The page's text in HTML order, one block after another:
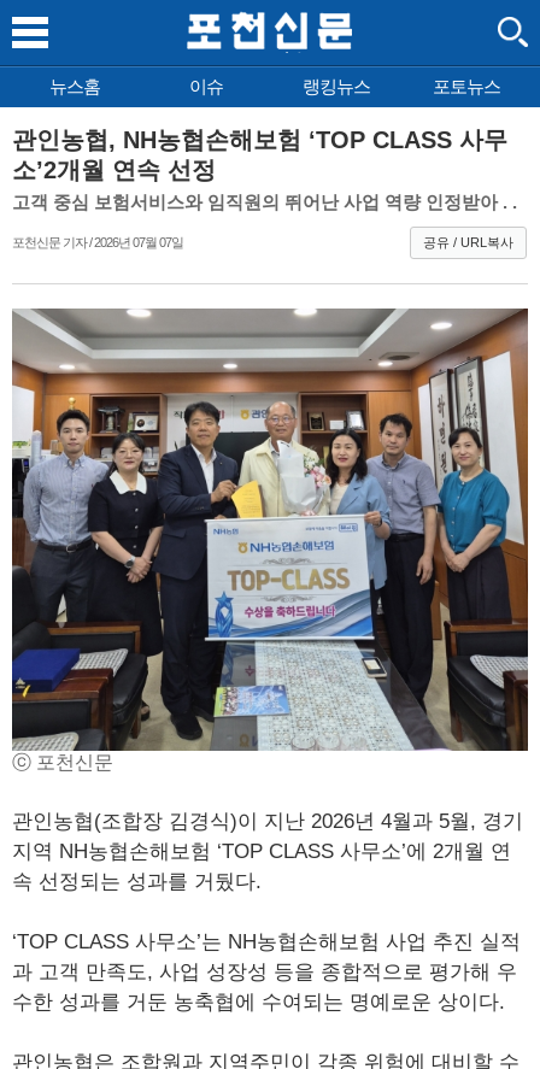
뉴스홈 이슈 랭킹뉴스 포토뉴스
관인농협, NH농협손해보험 ‘TOP CLASS 사무
소’2개월 연속 선정
고객 중심 보험서비스와 임직원의 뛰어난 사업 역량 인정받아 . .
포천신문 기자 / 2026년 07월 07일 공유 / URL복사
ⓒ 포천신문
관인농협(조합장 김경식)이 지난 2026년 4월과 5월, 경기
지역 NH농협손해보험 ‘TOP CLASS 사무소’에 2개월 연
속 선정되는 성과를 거뒀다.
‘TOP CLASS 사무소’는 NH농협손해보험 사업 추진 실적
과 고객 만족도, 사업 성장성 등을 종합적으로 평가해 우
수한 성과를 거둔 농축협에 수여되는 명예로운 상이다.
관인농협은 조합원과 지역주민이 각종 위험에 대비할 수